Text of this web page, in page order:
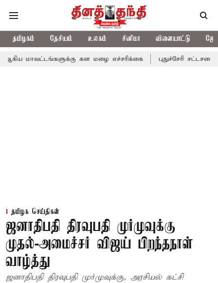
தமிழகம் தேசியம் உலகம் சினிமா விளையாட்டு
கன மழை எச்சரிக்கை புதுச்சேரி சட்டசபையில் வரும்
தமிழக செய்திகள்
ஜனாதிபதி திரவுபதி முர்முவுக்கு
முதல்-அமைச்சர் விஜய் பிறந்தநாள்
வாழ்த்து
ஜனாதிபதி திரவுபதி முர்முவுக்கு, அரசியல் கட்சி